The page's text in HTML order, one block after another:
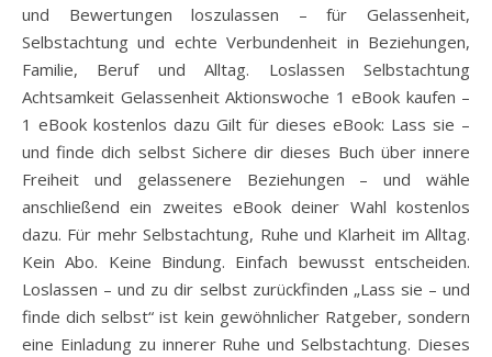
und Bewertungen loszulassen – für Gelassenheit,
Selbstachtung und echte Verbundenheit in Beziehungen,
Familie, Beruf und Alltag. Loslassen Selbstachtung
Achtsamkeit Gelassenheit Aktionswoche 1 eBook kaufen –
1 eBook kostenlos dazu Gilt für dieses eBook: Lass sie –
und finde dich selbst Sichere dir dieses Buch über innere
Freiheit und gelassenere Beziehungen – und wähle
anschließend ein zweites eBook deiner Wahl kostenlos
dazu. Für mehr Selbstachtung, Ruhe und Klarheit im Alltag.
Kein Abo. Keine Bindung. Einfach bewusst entscheiden.
Loslassen – und zu dir selbst zurückfinden „Lass sie – und
finde dich selbst“ ist kein gewöhnlicher Ratgeber, sondern
eine Einladung zu innerer Ruhe und Selbstachtung. Dieses